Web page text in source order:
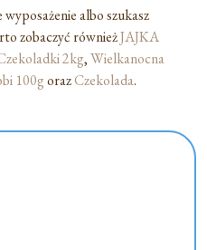
albo szukasz
zobaczyć równieżJAJKA
2kg,Wielkanocna
100gorazCzekolada.